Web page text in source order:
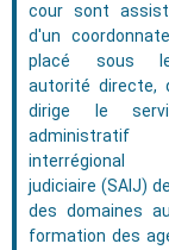
cour sont
d'un
placé sous
autorité directe,
dirige le
administratif
interrégional
judiciaire (SAIJ)
des domaines
formation des